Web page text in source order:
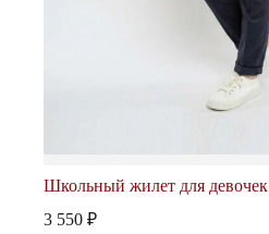
Школьный жилет для девочек
3 550 ₽